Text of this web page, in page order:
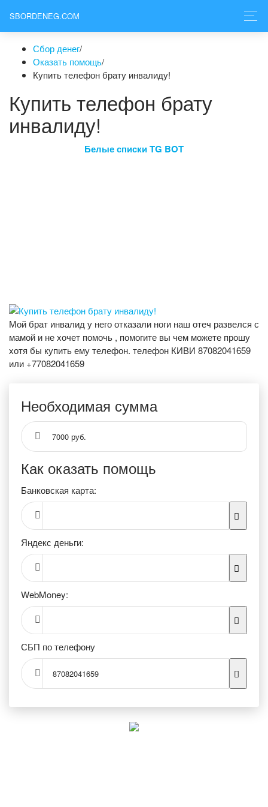
SBORDENEG.COM
Сбор денег/
Оказать помощь/
Купить телефон брату инвалиду!
Купить телефон брату
инвалиду!
Белые списки TG BOT
Мой брат инвалид у него отказали ноги наш отеч развелся с
мамой и не хочет помочь , помогите вы чем можете прошу
хотя бы купить ему телефон. телефон КИВИ 87082041659
или +77082041659
Необходимая сумма
7000 руб.
Как оказать помощь
Банковская карта:
Яндекс деньги:
WebMoney:
СБП по телефону
87082041659